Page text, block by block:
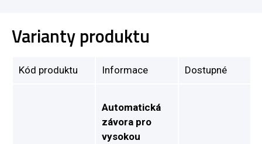
Varianty produktu
Kód produktu Informace Dostupné
Automatická
závora pro
vysokou